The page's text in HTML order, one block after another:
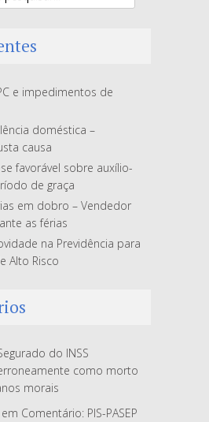
e impedimentos de
doméstica –
causa
favorável sobre auxílio-
de graça
em dobro – Vendedor
as férias
na Previdência para
Alto Risco
do INSS
como morto
morais
em Comentário: PIS-PASEP